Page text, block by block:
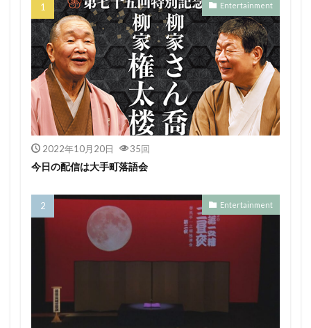
Entertainment
2022年10月20日 35回
今日の配信は大手町落語会
Entertainment